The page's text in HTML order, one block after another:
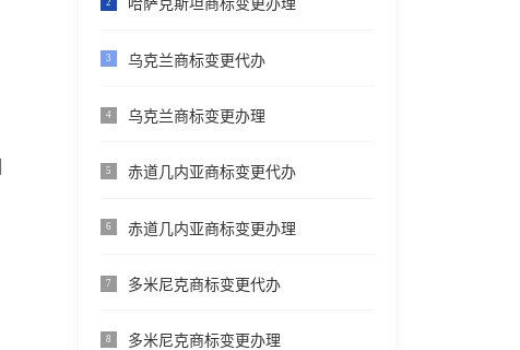
哈萨克斯坦商标变更办理
3 乌克兰商标变更代办
4 乌克兰商标变更办理
5 赤道几内亚商标变更代办
6 赤道几内亚商标变更办理
7 多米尼克商标变更代办
8 多米尼克商标变更办理